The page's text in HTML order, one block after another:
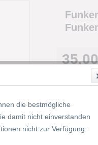
die bestmögliche
damit nicht einverstanden
nicht zur Verfügung: